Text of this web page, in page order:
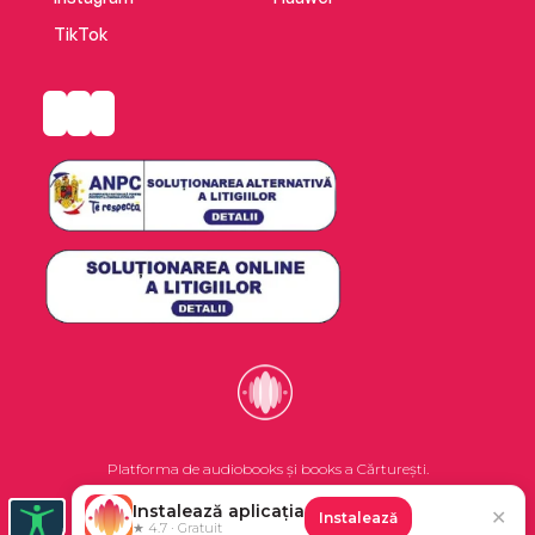
NetGalley reviewer ⭐⭐⭐⭐⭐
TikTok
Platforma de audiobooks și books a Cărturești.
©2026 Nemo EPG SRL. Toate drepturile rezervate.
Instalează aplicația
★ 4.7 · Gratuit
Instalează ✕